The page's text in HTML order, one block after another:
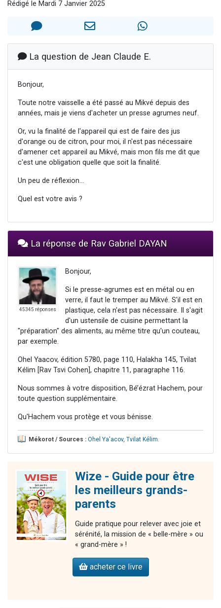
Il reste 49 places pour étudier en groupe sur Zoom
Eva vient de donner son Maasser
Rédigé le Mardi 7 Janvier 2025
La question de Jean Claude E.
Bonjour,
Toute notre vaisselle a été passé au Mikvé depuis des
années, mais je viens d'acheter un presse agrumes neuf.
Or, vu la finalité de l'appareil qui est de faire des jus
d'orange ou de citron, pour moi, il n'est pas nécessaire
d'amener cet appareil au Mikvé, mais mon fils me dit que
c'est une obligation quelle que soit la finalité.
Un peu de réflexion...
Quel est votre avis ?
La réponse de Rav Gabriel DAYAN
45345 réponses
Bonjour,
Si le presse-agrumes est en métal ou en
verre, il faut le tremper au Mikvé. S'il est en
plastique, cela n'est pas nécessaire. Il s'agit
d'un ustensile de cuisine permettant la
"préparation" des aliments, au même titre qu'un couteau,
par exemple.
Ohel Yaacov, édition 5780, page 110, Halakha 145, Tvilat
Kélim [Rav Tsvi Cohen], chapitre 11, paragraphe 116.
Nous sommes à votre disposition, Bé’ézrat Hachem, pour
toute question supplémentaire.
Qu'Hachem vous protège et vous bénisse.
Mékorot / Sources : Ohel Ya'acov, Tvilat Kélim.
Wize - Guide pour être
les meilleurs grands-
parents
Guide pratique pour relever avec joie et
sérénité, la mission de « belle-mère » ou
« grand-mère » !
acheter ce livre